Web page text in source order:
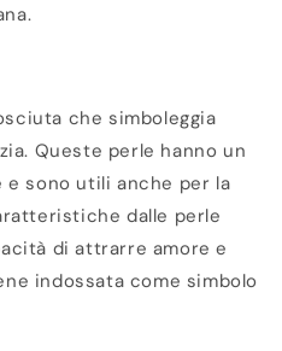
che simboleggia
Queste perle hanno un
sono utili anche per la
dalle perle
di attrarre amore e
indossata come simbolo